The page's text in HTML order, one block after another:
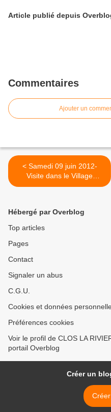
Article publié depuis
Commentaires
Ajouter un
< Samedi 09 juin 2012-
Visite dans le Village
Wisigoth....
Hébergé par Overblog
Top articles
Pages
Contact
Signaler un abus
C.G.U.
Cookies et données
Préférences cookies
Voir le profil de CLOS LA
portail Overblog
Créer un